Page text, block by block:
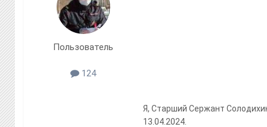
Пользователь
124
Я, Старший Сержант
13.04.2024.